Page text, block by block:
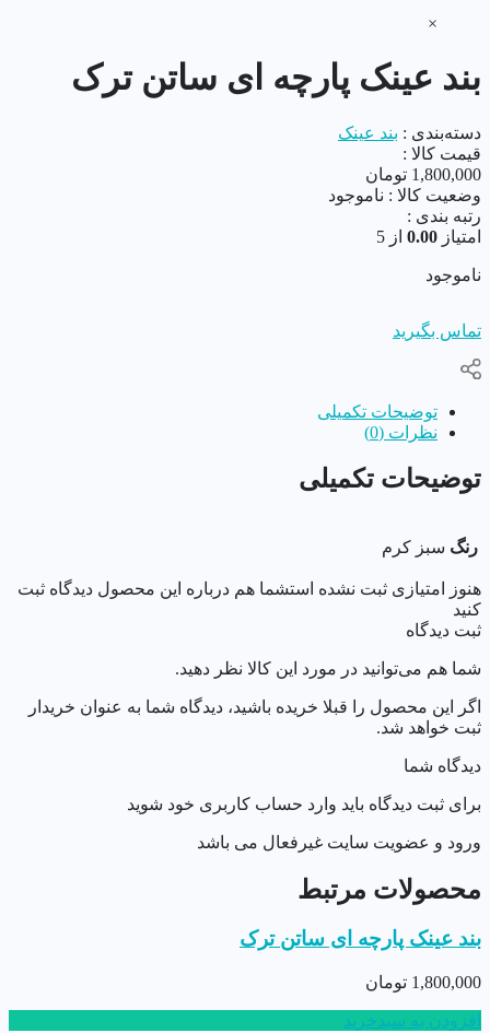
×
بند عینک پارچه ای ساتن ترک
دسته‌بندی : بند عینک
قیمت کالا :
1,800,000 تومان
وضعیت کالا : ناموجود
رتبه بندی :
امتیاز 0.00 از 5
ناموجود
تماس بگیرید
توضیحات تکمیلی
نظرات (0)
توضیحات تکمیلی
رنگ سبز کرم
هنوز امتیازی ثبت نشده استشما هم درباره این محصول دیدگاه ثبت
کنید
ثبت دیدگاه
شما هم می‌توانید در مورد این کالا نظر دهید.
اگر این محصول را قبلا خریده باشید، دیدگاه شما به عنوان خریدار
ثبت خواهد شد.
دیدگاه شما
برای ثبت دیدگاه باید وارد حساب کاربری خود شوید
ورود و عضویت سایت غیرفعال می باشد
محصولات مرتبط
بند عینک پارچه ای ساتن ترک
1,800,000 تومان
افزودن به سبدخرید